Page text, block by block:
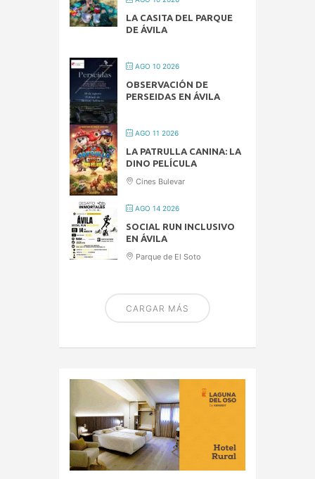
LA CASITA DEL PARQUE
DE ÁVILA
AGO 10 2026
OBSERVACIÓN DE
PERSEIDAS EN ÁVILA
AGO 11 2026
LA PATRULLA CANINA: LA
DINO PELÍCULA
Cines Bulevar
AGO 14 2026
SOCIAL RUN INCLUSIVO
EN ÁVILA
Parque de El Soto
CARGAR MÁS